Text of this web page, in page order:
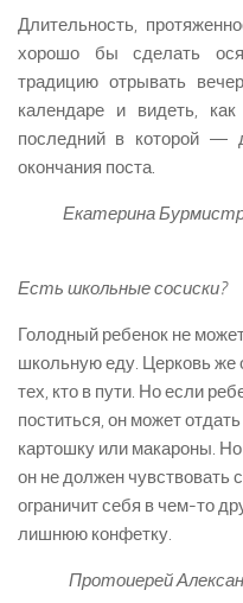
Длительность,
хорошо бы сделать
традицию отрывать
календаре и видеть,
последний в которой —
окончания поста.
Екатерина
Есть школьные сосиски?
Голодный ребенок не
школьную еду. Церковь же
тех, кто в пути. Но если
поститься, он может
картошку или макароны. Но
он не должен чувствовать
ограничит себя в чем-то
лишнюю конфетку.
Протоиерей